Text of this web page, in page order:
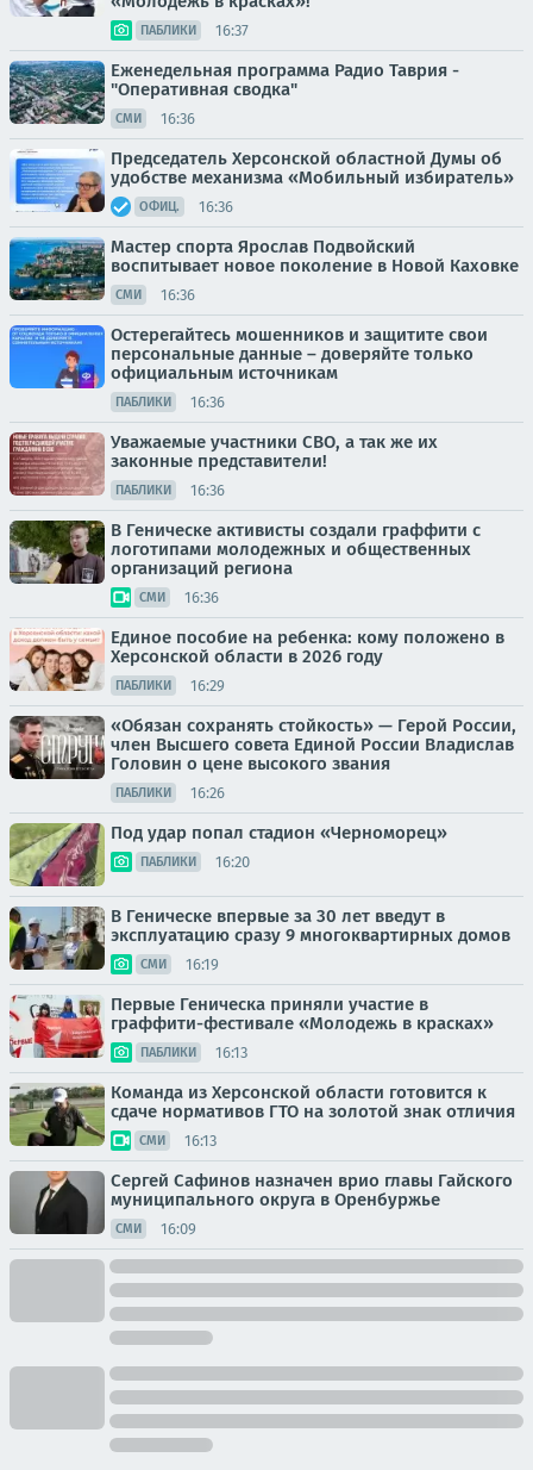
ПАБЛИКИ 16:37
Еженедельная программа Радио Таврия -
"Оперативная сводка"
СМИ 16:36
Председатель Херсонской областной Думы об
удобстве механизма «Мобильный избиратель»
ОФИЦ. 16:36
Мастер спорта Ярослав Подвойский
воспитывает новое поколение в Новой Каховке
СМИ 16:36
Остерегайтесь мошенников и защитите свои
персональные данные – доверяйте только
официальным источникам
ПАБЛИКИ 16:36
Уважаемые участники СВО, а так же их
законные представители!
ПАБЛИКИ 16:36
В Геническе активисты создали граффити с
логотипами молодежных и общественных
организаций региона
СМИ 16:36
Единое пособие на ребенка: кому положено в
Херсонской области в 2026 году
ПАБЛИКИ 16:29
«Обязан сохранять стойкость» — Герой России,
член Высшего совета Единой России Владислав
Головин о цене высокого звания
ПАБЛИКИ 16:26
Под удар попал стадион «Черноморец»
ПАБЛИКИ 16:20
В Геническе впервые за 30 лет введут в
эксплуатацию сразу 9 многоквартирных домов
СМИ 16:19
Первые Геническа приняли участие в
граффити-фестивале «Молодежь в красках»
ПАБЛИКИ 16:13
Команда из Херсонской области готовится к
сдаче нормативов ГТО на золотой знак отличия
СМИ 16:13
Сергей Сафинов назначен врио главы Гайского
муниципального округа в Оренбуржье
СМИ 16:09